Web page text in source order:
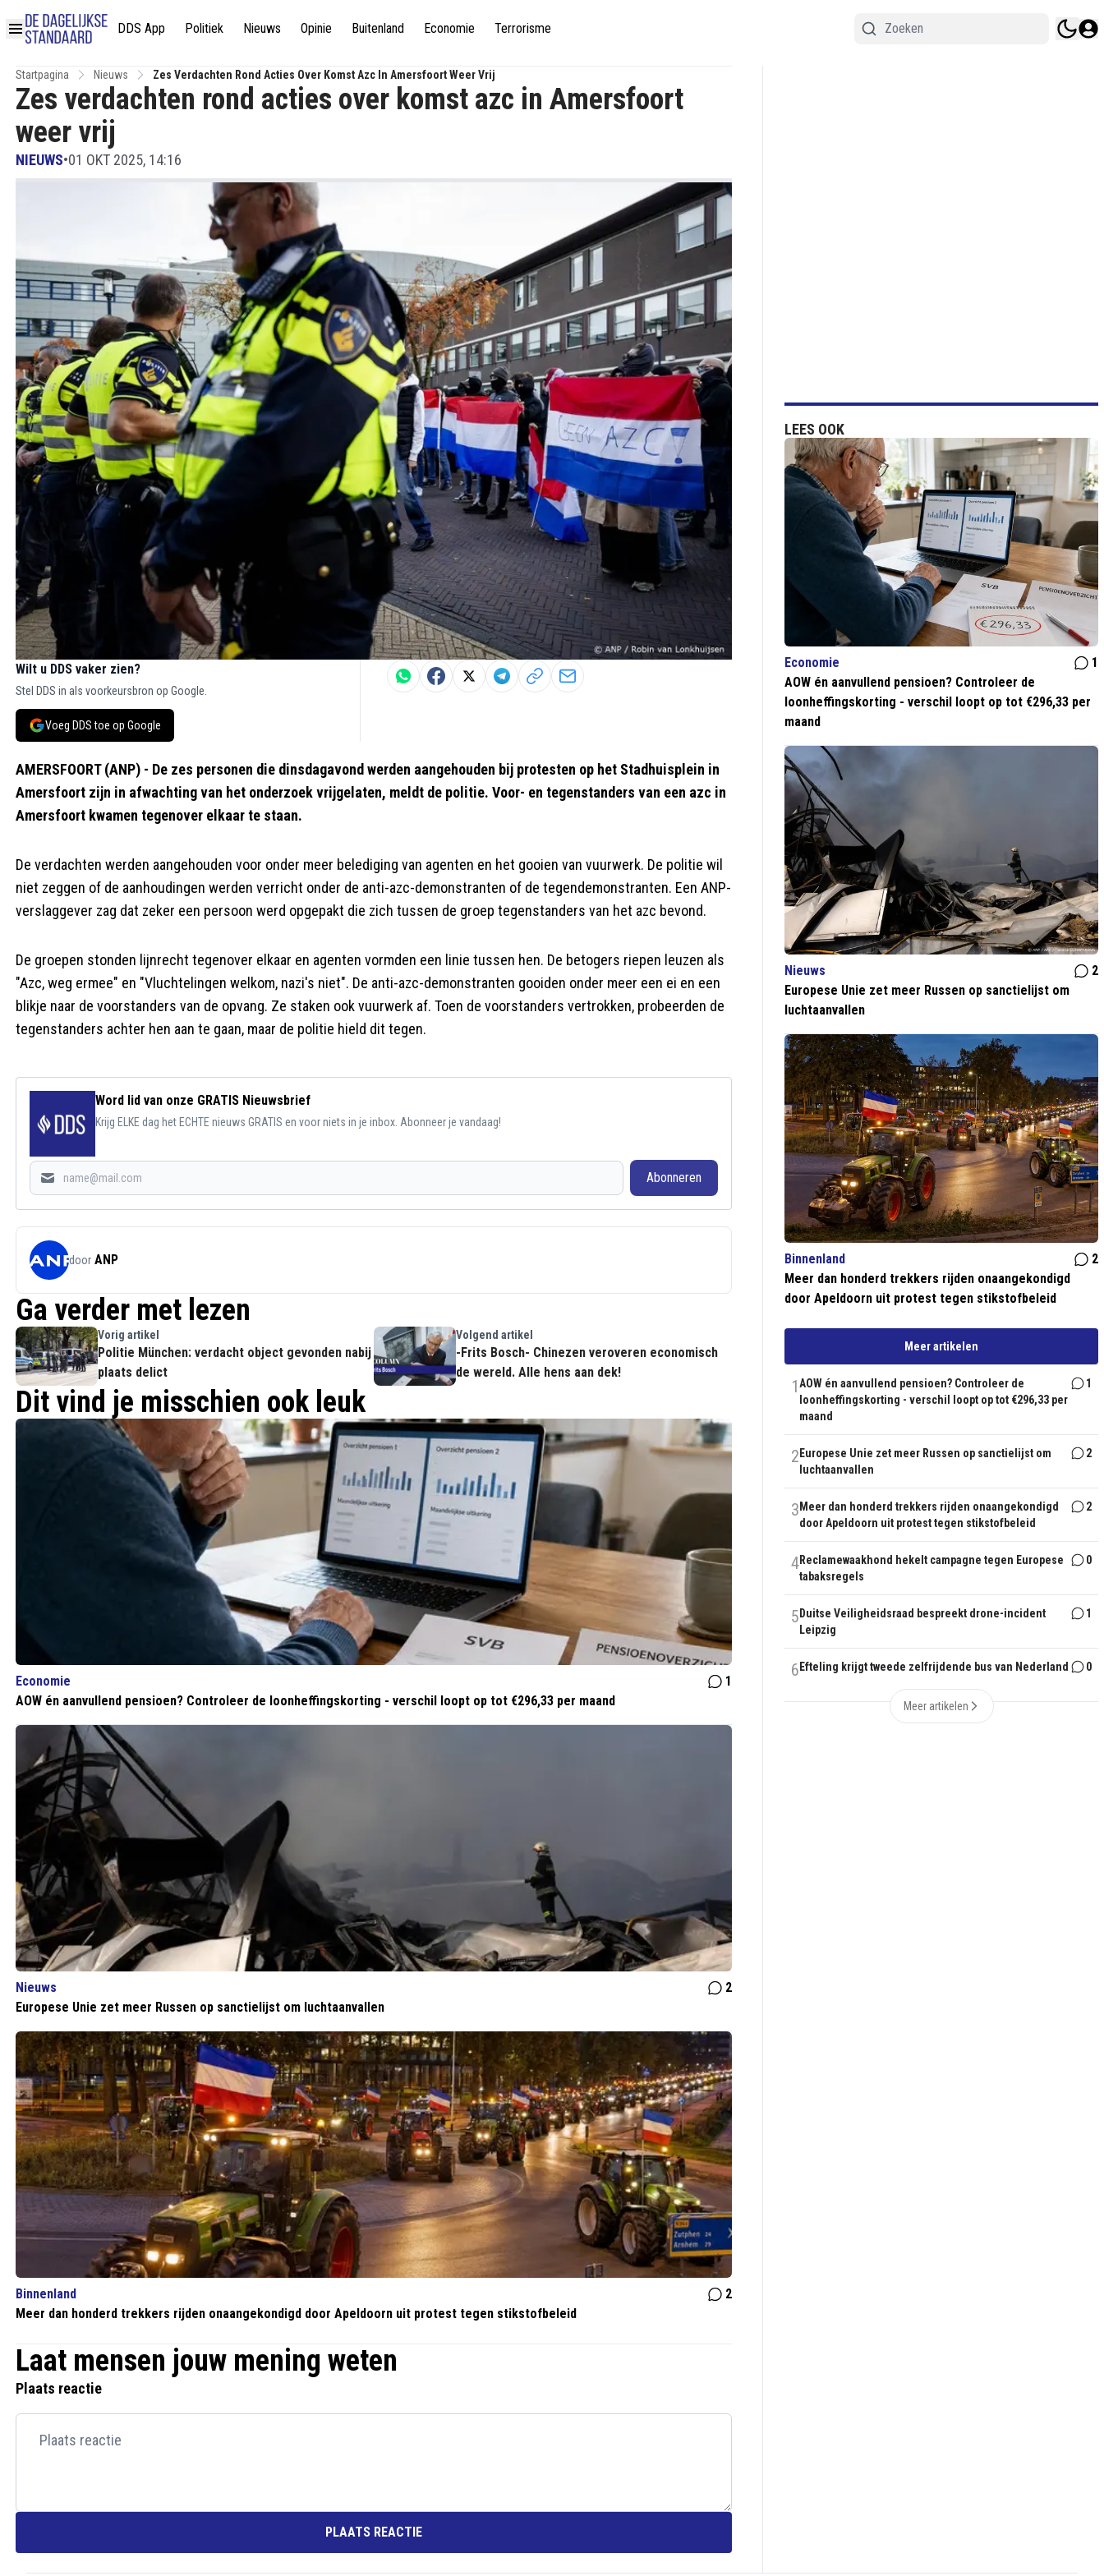
DDS App Politiek Nieuws Opinie Buitenland Economie Terrorisme
Startpagina Nieuws Zes Verdachten Rond Acties Over Komst Azc In Amersfoort Weer Vrij
Zes verdachten rond acties over komst azc in Amersfoort
weer vrij
NIEUWS•01 OKT 2025, 14:16
Wilt u DDS vaker zien?
Stel DDS in als voorkeursbron op Google.
Voeg DDS toe op Google
AMERSFOORT (ANP) - De zes personen die dinsdagavond werden aangehouden bij protesten op het Stadhuisplein in
Amersfoort zijn in afwachting van het onderzoek vrijgelaten, meldt de politie. Voor- en tegenstanders van een azc in
Amersfoort kwamen tegenover elkaar te staan.
De verdachten werden aangehouden voor onder meer belediging van agenten en het gooien van vuurwerk. De politie wil
niet zeggen of de aanhoudingen werden verricht onder de anti-azc-demonstranten of de tegendemonstranten. Een ANP-
verslaggever zag dat zeker een persoon werd opgepakt die zich tussen de groep tegenstanders van het azc bevond.
De groepen stonden lijnrecht tegenover elkaar en agenten vormden een linie tussen hen. De betogers riepen leuzen als
"Azc, weg ermee" en "Vluchtelingen welkom, nazi's niet". De anti-azc-demonstranten gooiden onder meer een ei en een
blikje naar de voorstanders van de opvang. Ze staken ook vuurwerk af. Toen de voorstanders vertrokken, probeerden de
tegenstanders achter hen aan te gaan, maar de politie hield dit tegen.
Word lid van onze GRATIS Nieuwsbrief
Krijg ELKE dag het ECHTE nieuws GRATIS en voor niets in je inbox. Abonneer je vandaag!
Abonneren
door ANP
Ga verder met lezen
Vorig artikel
Politie München: verdacht object gevonden nabij
plaats delict
Volgend artikel
-Frits Bosch- Chinezen veroveren economisch
de wereld. Alle hens aan dek!
Dit vind je misschien ook leuk
Economie
1
AOW én aanvullend pensioen? Controleer de loonheffingskorting - verschil loopt op tot €296,33 per maand
Nieuws
2
Europese Unie zet meer Russen op sanctielijst om luchtaanvallen
Binnenland
2
Meer dan honderd trekkers rijden onaangekondigd door Apeldoorn uit protest tegen stikstofbeleid
Laat mensen jouw mening weten
Plaats reactie
PLAATS REACTIE
LEES OOK
Economie
1
AOW én aanvullend pensioen? Controleer de
loonheffingskorting - verschil loopt op tot €296,33 per
maand
Nieuws
2
Europese Unie zet meer Russen op sanctielijst om
luchtaanvallen
Binnenland
2
Meer dan honderd trekkers rijden onaangekondigd
door Apeldoorn uit protest tegen stikstofbeleid
Meer artikelen
1AOW én aanvullend pensioen? Controleer de
loonheffingskorting - verschil loopt op tot €296,33 per
maand
1
2 Europese Unie zet meer Russen op sanctielijst om
luchtaanvallen
2
3 Meer dan honderd trekkers rijden onaangekondigd
door Apeldoorn uit protest tegen stikstofbeleid
2
4Reclamewaakhond hekelt campagne tegen Europese
tabaksregels
0
5 Duitse Veiligheidsraad bespreekt drone-incident
Leipzig
1
6 Efteling krijgt tweede zelfrijdende bus van Nederland 0
Meer artikelen